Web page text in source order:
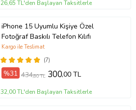
26,65 TL'den Başlayan Taksitlerle
iPhone 15 Uyumlu Kişiye Özel
Fotoğraf Baskılı Telefon Kılıfı
(7)
Kargo ile Teslimat
%31 434,80 TL 300,00 TL
32,00 TL'den Başlayan Taksitlerle